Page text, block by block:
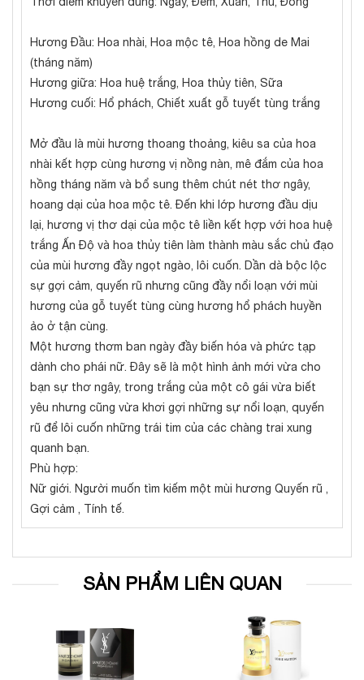
Hương Đầu: Hoa nhài, Hoa mộc tê, Hoa hồng de Mai
(tháng năm)
Hương giữa: Hoa huệ trắng, Hoa thủy tiên, Sữa
Hương cuối: Hổ phách, Chiết xuất gỗ tuyết tùng trắng
Mở đầu là mùi hương thoang thoảng, kiêu sa của hoa
nhài kết hợp cùng hương vị nồng nàn, mê đắm của hoa
hồng tháng năm và bổ sung thêm chút nét thơ ngây,
hoang dại của hoa mộc tê. Đến khi lớp hương đầu dịu
lại, hương vị thơ dại của mộc tê liền kết hợp với hoa huệ
trắng Ấn Độ và hoa thủy tiên làm thành màu sắc chủ đạo
của mùi hương đầy ngọt ngào, lôi cuốn. Dần dà bộc lộc
sự gợi cảm, quyến rũ nhưng cũng đầy nổi loạn với mùi
hương của gỗ tuyết tùng cùng hương hổ phách huyền
ảo ở tận cùng.
Một hương thơm ban ngày đầy biến hóa và phức tạp
dành cho phái nữ. Đây sẽ là một hình ảnh mới vừa cho
bạn sự thơ ngây, trong trắng của một cô gái vừa biết
yêu nhưng cũng vừa khơi gợi những sự nổi loạn, quyến
rũ để lôi cuốn những trái tim của các chàng trai xung
quanh bạn.
Phù hợp:
Nữ giới. Người muốn tìm kiếm một mùi hương Quyến rũ ,
Gợi cảm , Tính tế.
SẢN PHẨM LIÊN QUAN